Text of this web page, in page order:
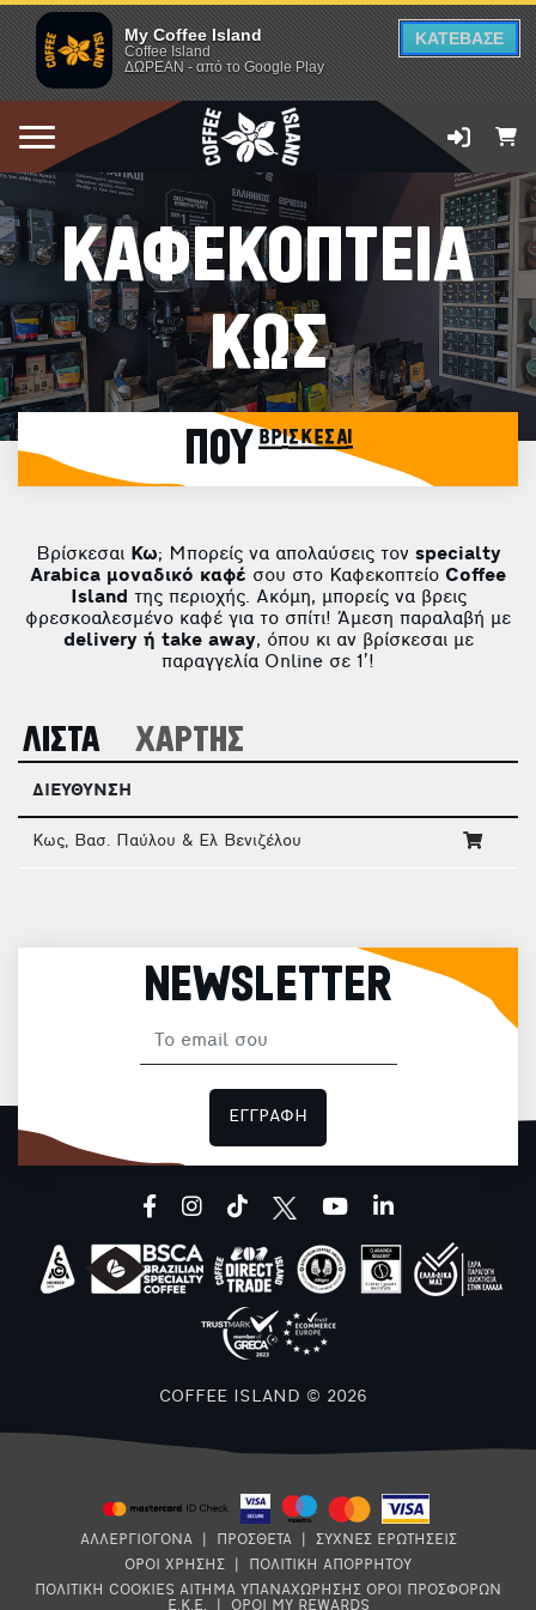
My Coffee Island
Coffee Island
ΔΩΡΕΑΝ - από το Google Play
ΚΑΤΕΒΑΣΕ
ΚΑΦΕΚΟΠΤΕΙΑ
ΚΩΣ
ΠΟΥ βρίσκεσαι
Βρίσκεσαι Κω; Μπορείς να απολαύσεις τον specialty
Arabica μοναδικό καφέ σου στο Καφεκοπτείο Coffee
Island της περιοχής. Ακόμη, μπορείς να βρεις
φρεσκοαλεσμένο καφέ για το σπίτι! Άμεση παραλαβή με
delivery ή take away, όπου κι αν βρίσκεσαι με
παραγγελία Online σε 1’!
ΛΙΣΤΑ ΧΑΡΤΗΣ
ΔΙΕΥΘΥΝΣΗ
Κως, Βασ. Παύλου & Ελ Βενιζέλου
NEWSLETTER
ΕΓΓΡΑΦΗ
facebookinstagram
tiktok youtubelinkedin
COFFEE ISLAND © 2026
ΑΛΛΕΡΓΙΟΓΟΝΑ ΠΡΟΣΘΕΤΑ
ΣΥΧΝΕΣ ΕΡΩΤΗΣΕΙΣ
ΟΡΟΙ ΧΡΗΣΗΣ
ΠΟΛΙΤΙΚΗ ΑΠΟΡΡΗΤΟΥ
ΠΟΛΙΤΙΚΗ COOKIES ΑΙΤΗΜΑ ΥΠΑΝΑΧΩΡΗΣΗΣ ΟΡΟΙ ΠΡΟΣΦΟΡΩΝ
Ε.Κ.Ε.
ΟΡΟΙ MY REWARDS